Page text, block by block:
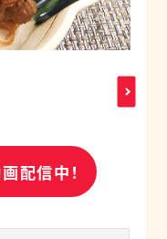
配信中！